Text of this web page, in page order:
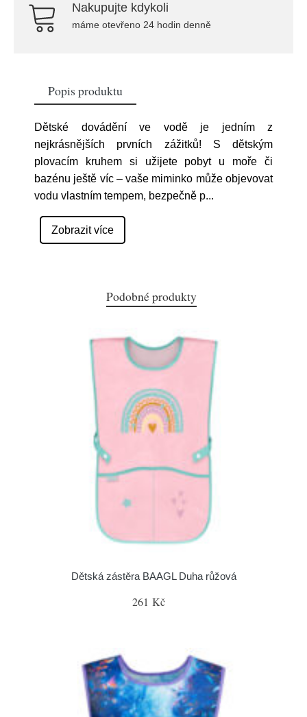
Nakupujte kdykoli
máme otevřeno 24 hodin denně
Popis produktu
Dětské dovádění ve vodě je jedním z
nejkrásnějších prvních zážitků! S dětským
plovacím kruhem si užijete pobyt u moře či
bazénu ještě víc – vaše miminko může objevovat
vodu vlastním tempem, bezpečně p...
Zobrazit více
Podobné produkty
Dětská zástěra BAAGL Duha růžová
261 Kč